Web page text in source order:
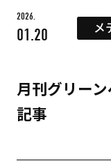
2026.
01.20 メ
月刊グリー
記事